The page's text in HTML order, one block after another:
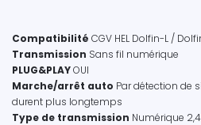
Compatibilité CGV HEL Dolfin-L /
Transmission Sans fil numérique
PLUG&PLAYOUI
Marche/arrêt auto Par détection de
durent plus longtemps
Type de transmission Numérique